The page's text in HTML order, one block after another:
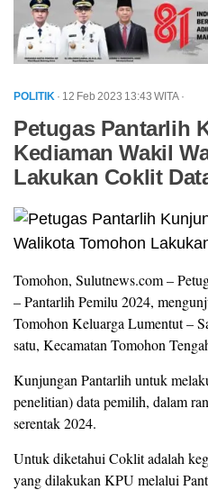
POLITIK · 12 Feb 2023 13:43 WITA ·
Petugas Pantarlih
Kediaman Wakil
Lakukan Coklit
Tomohon, Sulutnews.com –
– Pantarlih Pemilu 2024,
Tomohon Keluarga Lumentut –
satu, Kecamatan Tomohon
Kunjungan Pantarlih untuk
penelitian) data pemilih, dalam
serentak 2024.
Untuk diketahui Coklit adalah
yang dilakukan KPU melalui